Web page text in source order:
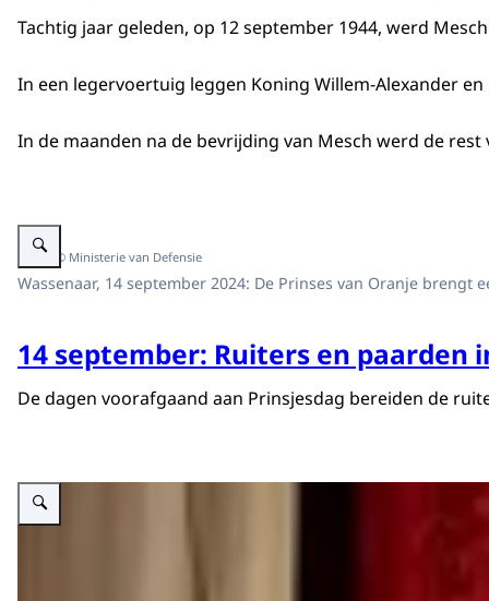
Tachtig jaar geleden, op 12 september 1944, werd
In een legervoertuig leggen Koning Willem-Alexander
In de maanden na de bevrijding van Mesch werd de
Vergroot afbeelding Prinses van Oranje bezoekt bereden Ere-escortes
Beeld: © Ministerie van Defensie
Wassenaar, 14 september 2024: De Prinses van Oranje
14 september: Ruiters en paarden
De dagen voorafgaand aan Prinsjesdag bereiden de
Vergroot afbeelding Koning spreekt Troonrede uit tijdens Prinsjesdag 2024